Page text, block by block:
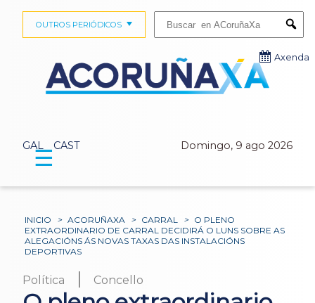
GAL CAST Domingo, 9 ago 2026
OUTROS PERIÓDICOS
Axenda
☰
INICIO > ACORUÑAXA > CARRAL > O PLENO
EXTRAORDINARIO DE CARRAL DECIDIRÁ O LUNS SOBRE AS
ALEGACIÓNS ÁS NOVAS TAXAS DAS INSTALACIÓNS
DEPORTIVAS
Política | Concello